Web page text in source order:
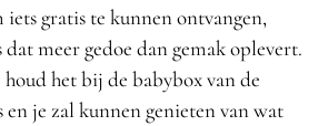
gratis te kunnen ontvangen,
dat meer gedoe dan gemak oplevert.
houd het bij de babybox van de
en je zal kunnen genieten van wat